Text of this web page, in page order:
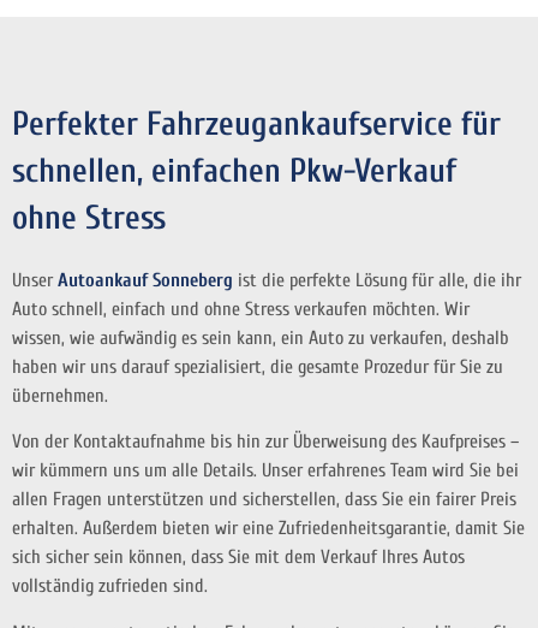
Perfekter Fahrzeugankaufservice für
schnellen, einfachen Pkw-Verkauf
ohne Stress
UnserAutoankauf Sonneberg ist die perfekte Lösung für alle, die ihr
Auto schnell, einfach und ohne Stress verkaufen möchten. Wir
wissen, wie aufwändig es sein kann, ein Auto zu verkaufen, deshalb
haben wir uns darauf spezialisiert, die gesamte Prozedur für Sie zu
übernehmen.
Von der Kontaktaufnahme bis hin zur Überweisung des Kaufpreises –
wir kümmern uns um alle Details. Unser erfahrenes Team wird Sie bei
allen Fragen unterstützen und sicherstellen, dass Sie ein fairer Preis
erhalten. Außerdem bieten wir eine Zufriedenheitsgarantie, damit Sie
sich sicher sein können, dass Sie mit dem Verkauf Ihres Autos
vollständig zufrieden sind.